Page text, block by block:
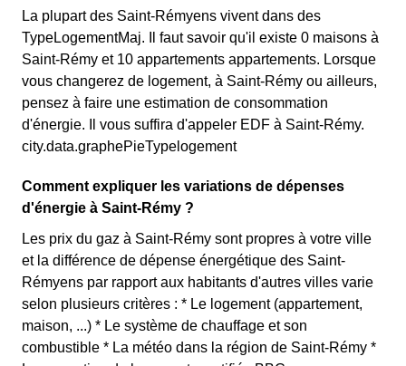
La plupart des Saint-Rémyens vivent dans des
TypeLogementMaj. Il faut savoir qu'il existe 0 maisons à
Saint-Rémy et 10 appartements appartements. Lorsque
vous changerez de logement, à Saint-Rémy ou ailleurs,
pensez à faire une estimation de consommation
d'énergie. Il vous suffira d'appeler EDF à Saint-Rémy.
city.data.graphePieTypelogement
Comment expliquer les variations de dépenses
d'énergie à Saint-Rémy ?
Les prix du gaz à Saint-Rémy sont propres à votre ville
et la différence de dépense énergétique des Saint-
Rémyens par rapport aux habitants d'autres villes varie
selon plusieurs critères : * Le logement (appartement,
maison, ...) * Le système de chauffage et son
combustible * La météo dans la région de Saint-Rémy *